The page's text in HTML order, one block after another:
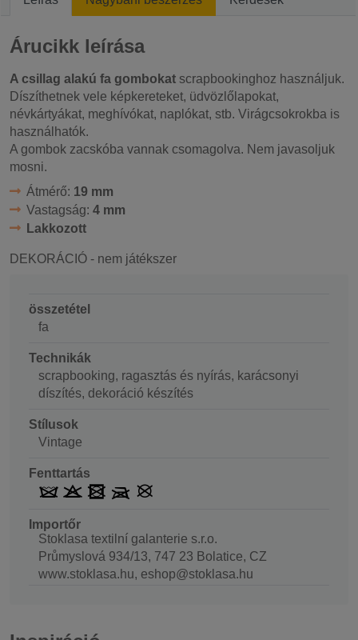
Árucikk leírása
A csillag alakú fa gombokat scrapbookinghoz használjuk.
Díszíthetnek vele képkereteket, üdvözlőlapokat,
névkártyákat, meghívókat, naplókat, stb. Virágcsokrokba is
használhatók.
A gombok zacskóba vannak csomagolva. Nem javasoljuk
mosni.
Átmérő: 19 mm
Vastagság: 4 mm
Lakkozott
DEKORÁCIÓ - nem játékszer
összetétel
fa
Technikák
scrapbooking, ragasztás és nyírás, karácsonyi
díszítés, dekoráció készítés
Stílusok
Vintage
Fenttartás
Importőr
Stoklasa textilní galanterie s.r.o.
Průmyslová 934/13, 747 23 Bolatice, CZ
www.stoklasa.hu, eshop@stoklasa.hu